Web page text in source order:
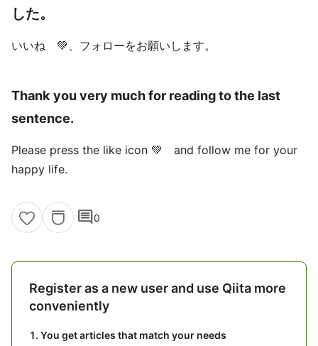
した。
いいね 💚、フォローをお願いします。
Thank you very much for reading to the last
sentence.
Please press the like icon 💚 and follow me for your
happy life.
comment0
Register as a new user and use Qiita more
conveniently
You get articles that match your needs